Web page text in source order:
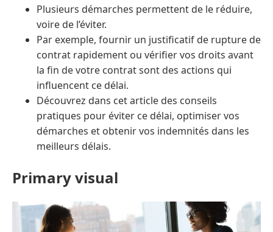
Plusieurs démarches permettent de le réduire,
voire de l’éviter.
Par exemple, fournir un justificatif de rupture de
contrat rapidement ou vérifier vos droits avant
la fin de votre contrat sont des actions qui
influencent ce délai.
Découvrez dans cet article des conseils
pratiques pour éviter ce délai, optimiser vos
démarches et obtenir vos indemnités dans les
meilleurs délais.
Primary visual